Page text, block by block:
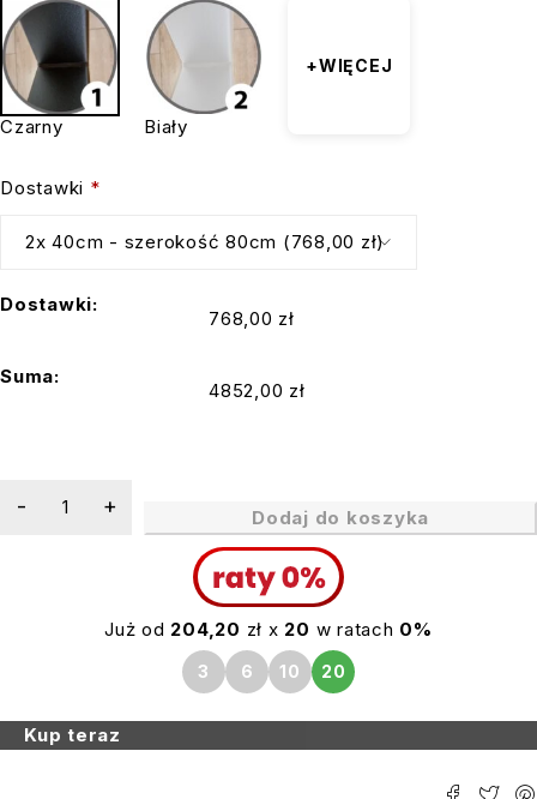
Czarny Biały
+WIĘCEJ
Dostawki *
Dostawki:
768,00 zł
Suma:
4852,00 zł
Dodaj do koszyka
Już od 204,20 zł x 20 w ratach 0%
3 6 10 20
Kup teraz